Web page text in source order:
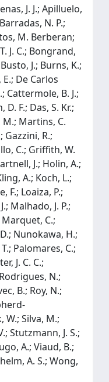
J. J.; Apilluelo,
N. P.;
M. Berberan;
J. C.; Bongrand,
J.; Burns, K.;
De Carlos
Cattermole, B. J.;
F.; Das, S. Kr.;
M.; Martins, C.
Gazzini, R.;
C.; Griffith, W.
J.; Holin, A.;
A.; Koch, L.;
F.; Loaiza, P.;
Malhado, J. P.;
C.;
Nunokawa, H.;
Palomares, C.;
J. C. C.;
N.;
B.; Roy, N.;
Silva, M.;
Stutzmann, J. S.;
A.; Viaud, B.;
A. S.; Wong,